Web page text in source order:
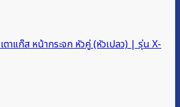
เตาแก๊ส หน้ากระจก หัวคู่ (หัวเปลว) | รุ่น X-